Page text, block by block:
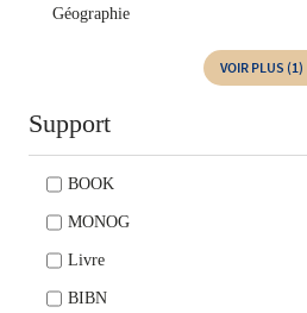
Géographie
VOIR PLUS (1)
Support
BOOK
MONOG
Livre
BIBN